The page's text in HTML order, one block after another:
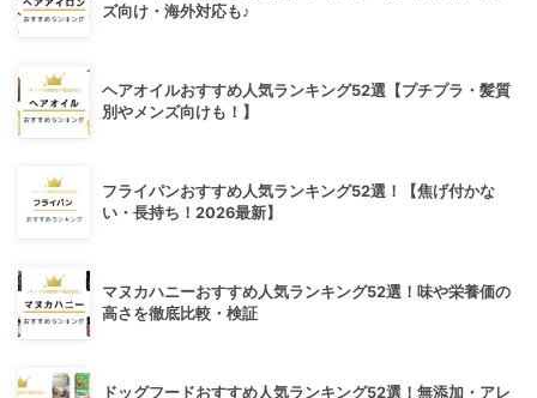
ズ向け・海外対応も♪
ヘアオイルおすすめ人気ランキング52選【プチプラ・髪質
別やメンズ向けも！】
フライパンおすすめ人気ランキング52選！【焦げ付かな
い・長持ち！2026最新】
マヌカハニーおすすめ人気ランキング52選！味や栄養価の
高さを徹底比較・検証
ドッグフードおすすめ人気ランキング52選！無添加・アレ